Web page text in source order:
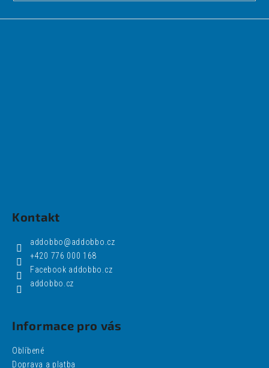
u
Kontakt
addobbo@addobbo.cz
+420 776 000 168
Facebook addobbo.cz
addobbo.cz
Informace pro vás
Oblíbené
Doprava a platba